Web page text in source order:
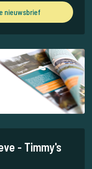
nieuwsbrief
- Timmy's